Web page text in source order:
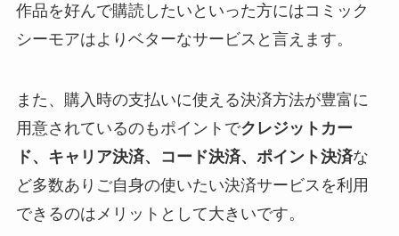
作品を好んで購読したいといった方にはコミック
シーモアはよりベターなサービスと言えます。
また、購入時の支払いに使える決済方法が豊富に
用意されているのもポイントでクレジットカー
ド、キャリア決済、コード決済、ポイント決済な
ど多数ありご自身の使いたい決済サービスを利用
できるのはメリットとして大きいです。